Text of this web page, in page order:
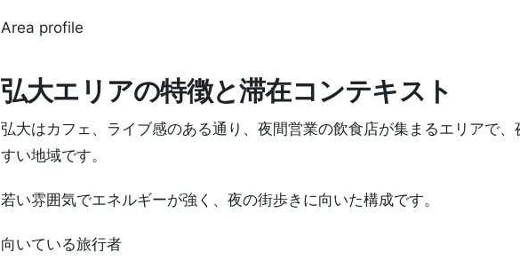
Area profile
弘大エリアの特徴と滞在コンテキスト
弘大はカフェ、ライブ感のある通り、夜間営業の飲食店が集まるエリアで
すい地域です。
若い雰囲気でエネルギーが強く、夜の街歩きに向いた構成です。
向いている旅行者